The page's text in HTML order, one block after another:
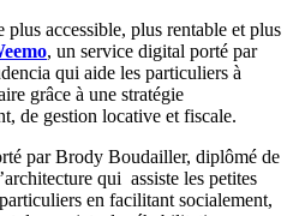
plus accessible, plus rentable et plus
, un service digital porté par
qui aide les particuliers à
grâce à une stratégie
de gestion locative et fiscale.
par Brody Boudailler, diplômé de
qui assiste les petites
en facilitant socialement,